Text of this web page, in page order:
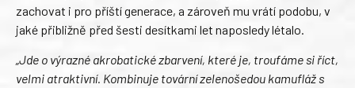
zachovat i pro příští generace, a zároveň mu vrátí podobu, v
jaké přibližně před šesti desítkami let naposledy létalo.
„Jde o výrazné akrobatické zbarvení, které je, troufáme si říct,
velmi atraktivní. Kombinuje tovární zelenošedou kamufláž s